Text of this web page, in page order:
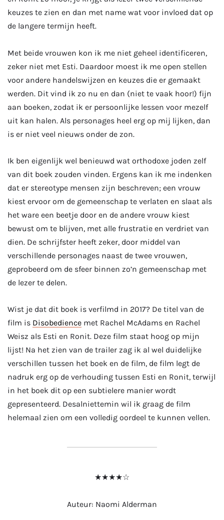
keuzes te zien en dan met name wat voor invloed dat op
de langere termijn heeft.
Met beide vrouwen kon ik me niet geheel identificeren,
zeker niet met Esti. Daardoor moest ik me open stellen
voor andere handelswijzen en keuzes die er gemaakt
werden. Dit vind ik zo nu en dan (niet te vaak hoor!) fijn
aan boeken, zodat ik er persoonlijke lessen voor mezelf
uit kan halen. Als personages heel erg op mij lijken, dan
is er niet veel nieuws onder de zon.
Ik ben eigenlijk wel benieuwd wat orthodoxe joden zelf
van dit boek zouden vinden. Ergens kan ik me indenken
dat er stereotype mensen zijn beschreven; een vrouw
kiest ervoor om de gemeenschap te verlaten en slaat als
het ware een beetje door en de andere vrouw kiest
bewust om te blijven, met alle frustratie en verdriet van
dien. De schrijfster heeft zeker, door middel van
verschillende personages naast de twee vrouwen,
geprobeerd om de sfeer binnen zo’n gemeenschap met
de lezer te delen.
Wist je dat dit boek is verfilmd in 2017? De titel van de
film is Disobedience met Rachel McAdams en Rachel
Weisz als Esti en Ronit. Deze film staat hoog op mijn
lijst! Na het zien van de trailer zag ik al wel duidelijke
verschillen tussen het boek en de film, de film legt de
nadruk erg op de verhouding tussen Esti en Ronit, terwijl
in het boek dit op een subtielere manier wordt
gepresenteerd. Desalniettemin wil ik graag de film
helemaal zien om een volledig oordeel te kunnen vellen.
★★★★☆
Auteur: Naomi Alderman